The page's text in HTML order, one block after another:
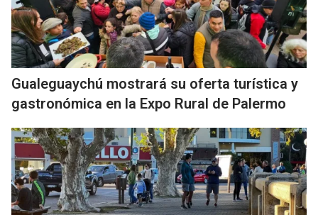
Gualeguaychú mostrará su oferta turística y
gastronómica en la Expo Rural de Palermo